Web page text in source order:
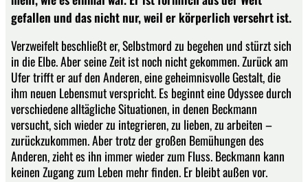
gefallen und das nicht nur, weil er körperlich versehrt ist.
Verzweifelt beschließt er, Selbstmord zu begehen und stürzt sich
in die Elbe. Aber seine Zeit ist noch nicht gekommen. Zurück am
Ufer trifft er auf den Anderen, eine geheimnisvolle Gestalt, die
ihm neuen Lebensmut verspricht. Es beginnt eine Odyssee durch
verschiedene alltägliche Situationen, in denen Beckmann
versucht, sich wieder zu integrieren, zu lieben, zu arbeiten –
zurückzukommen. Aber trotz der großen Bemühungen des
Anderen, zieht es ihn immer wieder zum Fluss. Beckmann kann
keinen Zugang zum Leben mehr finden. Er bleibt außen vor.